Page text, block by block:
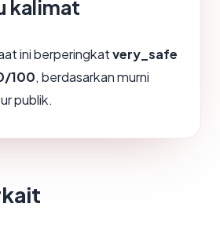
kalimat
ini berperingkatvery_safe
100, berdasarkan murni
publik.